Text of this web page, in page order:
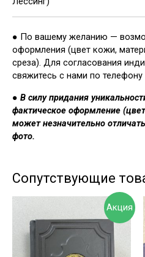
● По вашему желанию —
оформления (цвет кожи,
среза). Для согласования
свяжитесь с нами по
● В силу придания
фактическое оформление
может незначительно
фото.
Сопутствующие
Акция